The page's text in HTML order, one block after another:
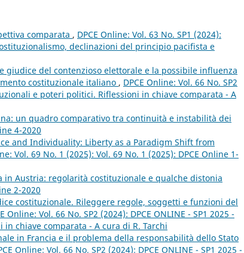
comparata , DPCE Online: Vol. 63 No. SP1 (2024):
declinazioni del principio pacifista e
giudice del contenzioso elettorale e la possibile influenza
costituzionale italiano , DPCE Online: Vol. 66 No. SP2
e poteri politici. Riflessioni in chiave comparata - A
un quadro comparativo tra continuità e instabilità dei
4-2020
and Individuality: Liberty as a Paradigm Shift from
Vol. 69 No. 1 (2025): Vol. 69 No. 1 (2025): DPCE Online 1-
in Austria: regolarità costituzionale e qualche distonia
2-2020
costituzionale. Rileggere regole, soggetti e funzioni del
Online: Vol. 66 No. SP2 (2024): DPCE ONLINE - SP1 2025 -
chiave comparata - A cura di R. Tarchi
in Francia e il problema della responsabilità dello Stato
Online: Vol. 66 No. SP2 (2024): DPCE ONLINE - SP1 2025 -